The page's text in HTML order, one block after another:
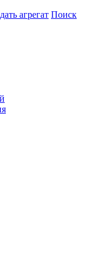
агрегат Поиск